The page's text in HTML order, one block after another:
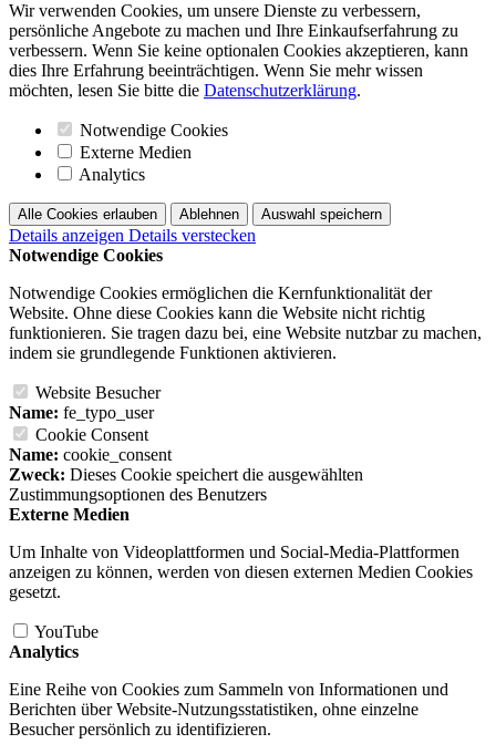
Wir verwenden Cookies, um unsere Dienste zu verbessern,
persönliche Angebote zu machen und Ihre Einkaufserfahrung zu
verbessern. Wenn Sie keine optionalen Cookies akzeptieren, kann
dies Ihre Erfahrung beeinträchtigen. Wenn Sie mehr wissen
möchten, lesen Sie bitte die Datenschutzerklärung.
Notwendige Cookies
Externe Medien
Analytics
Alle Cookies erlauben Ablehnen Auswahl speichern
Details anzeigen Details verstecken
Notwendige Cookies
Notwendige Cookies ermöglichen die Kernfunktionalität der
Website. Ohne diese Cookies kann die Website nicht richtig
funktionieren. Sie tragen dazu bei, eine Website nutzbar zu machen,
indem sie grundlegende Funktionen aktivieren.
Website Besucher
Name: fe_typo_user
Cookie Consent
Name: cookie_consent
Zweck: Dieses Cookie speichert die ausgewählten
Zustimmungsoptionen des Benutzers
Externe Medien
Um Inhalte von Videoplattformen und Social-Media-Plattformen
anzeigen zu können, werden von diesen externen Medien Cookies
gesetzt.
YouTube
Analytics
Eine Reihe von Cookies zum Sammeln von Informationen und
Berichten über Website-Nutzungsstatistiken, ohne einzelne
Besucher persönlich zu identifizieren.